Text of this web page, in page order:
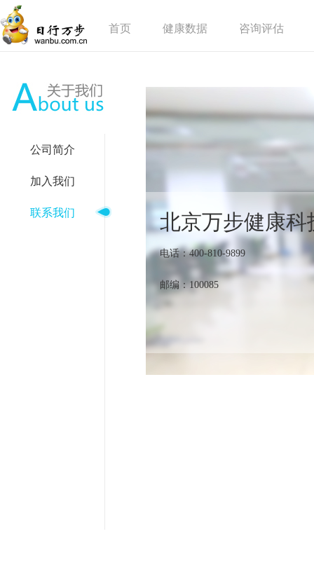
首页 健康数据 咨询评估
公司简介
加入我们
联系我们 北京万步健康科
电话：400-810-9899
邮编：100085